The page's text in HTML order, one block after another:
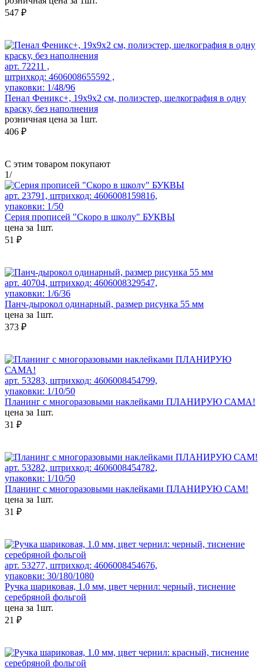
547 ₽
арт. 72211 ,
штрихкод: 4606008655592 ,
упаковки: 1/48/96
Пенал Феникс+, 19х9х2 см, полиэстер, шелкография в одну
краску, без наполнения
розничная цена за 1шт.
406 ₽
С этим товаром покупают
1/
арт. 23791, штрихкод: 4606008159816,
упаковки: 1/50
Серия прописей "Скоро в школу" БУКВЫ
цена за 1шт.
51 ₽
арт. 40704, штрихкод: 4606008329547,
упаковки: 1/6/36
Панч-дырокол одинарный, размер рисунка 55 мм
цена за 1шт.
373 ₽
арт. 53283, штрихкод: 4606008454799,
упаковки: 1/10/50
Планинг с многоразовыми наклейками ПЛАНИРУЮ САМА!
цена за 1шт.
31 ₽
арт. 53282, штрихкод: 4606008454782,
упаковки: 1/10/50
Планинг с многоразовыми наклейками ПЛАНИРУЮ САМ!
цена за 1шт.
31 ₽
арт. 53277, штрихкод: 4606008454676,
упаковки: 30/180/1080
Ручка шариковая, 1.0 мм, цвет чернил: черный, тиснение
серебряной фольгой
цена за 1шт.
21 ₽